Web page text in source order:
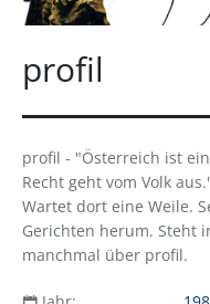
profil
profil - "Österreich ist
Recht geht vom Volk
Wartet dort eine Weile.
Gerichten herum. Steht
manchmal über profil.